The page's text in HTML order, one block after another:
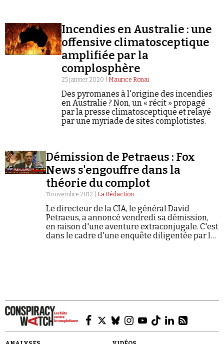
Incendies en Australie : une
offensive climatosceptique
amplifiée par la
complosphère
25 janvier 2020 | Maurice Ronai
Des pyromanes à l'origine des incendies
en Australie ? Non, un « récit » propagé
par la presse climatosceptique et relayé
par une myriade de sites complotistes.
Démission de Petraeus : Fox
News s'engouffre dans la
théorie du complot
11 novembre 2012 | La Rédaction
Le directeur de la CIA, le général David
Petraeus, a annoncé vendredi sa démission,
en raison d'une aventure extraconjugale. C'est
dans le cadre d'une enquête diligentée par le